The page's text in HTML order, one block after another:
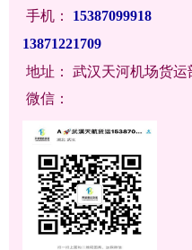
手机：
15387099918
13871221709
地址： 武汉天河机场货运
微信：